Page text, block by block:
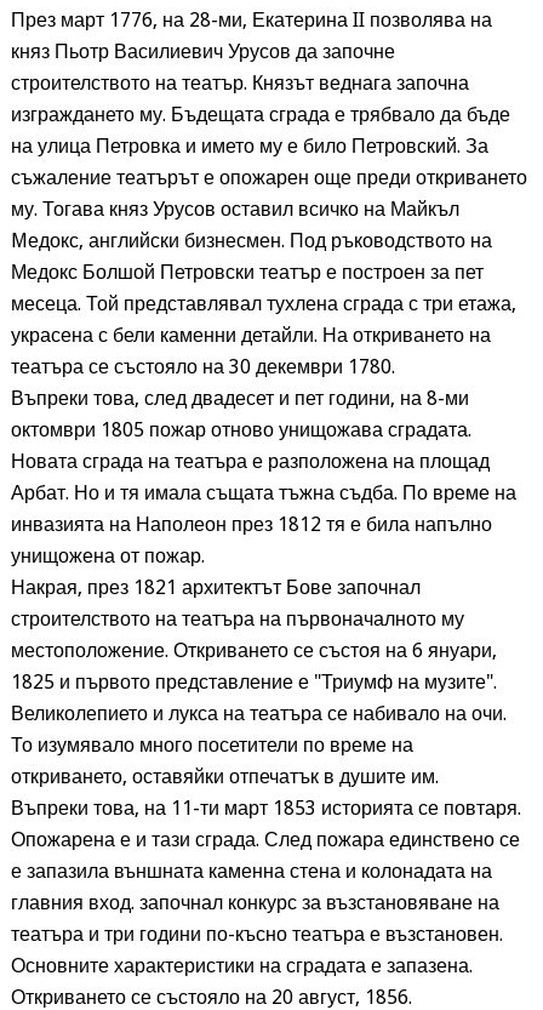
През март 1776, на 28-ми, Екатерина II позволява на
княз Пьотр Василиевич Урусов да започне
строителството на театър. Князът веднага започна
изграждането му. Бъдещата сграда е трябвало да бъде
на улица Петровка и името му е било Петровский. За
съжаление театърът е опожарен още преди откриването
му. Тогава княз Урусов оставил всичко на Майкъл
Mедокс, английски бизнесмен. Под ръководството на
Медокс Болшой Петровски театър е построен за пет
месеца. Той представлявал тухлена сграда с три етажа,
украсена с бели каменни детайли. На откриването на
театъра се състояло на 30 декември 1780.
Въпреки това, след двадесет и пет години, на 8-ми
октомври 1805 пожар отново унищожава сградата.
Новата сграда на театъра е разположена на площад
Арбат. Но и тя имала същата тъжна съдба. По време на
инвазията на Наполеон през 1812 тя е била напълно
унищожена от пожар.
Накрая, през 1821 архитектът Бове започнал
строителството на театъра на първоначалното му
местоположение. Откриването се състоя на 6 януари,
1825 и първото представление е "Триумф на музите".
Великолепието и лукса на театъра се набивало на очи.
То изумявало много посетители по време на
откриването, оставяйки отпечатък в душите им.
Въпреки това, на 11-ти март 1853 историята се повтаря.
Опожарена е и тази сграда. След пожара единствено се
е запазила външната каменна стена и колонадата на
главния вход. започнал конкурс за възстановяване на
театъра и три години по-късно театъра е възстановен.
Основните характеристики на сградата е запазена.
Откриването се състояло на 20 август, 1856.